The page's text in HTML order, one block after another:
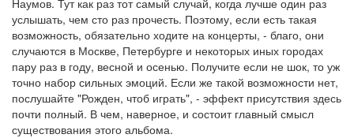
Наумов. Тут как раз тот самый случай, когда лучше один раз
услышать, чем сто раз прочесть. Поэтому, если есть такая
возможность, обязательно ходите на концерты, - благо, они
случаются в Москве, Петербурге и некоторых иных городах
пару раз в году, весной и осенью. Получите если не шок, то уж
точно набор сильных эмоций. Если же такой возможности нет,
послушайте "Рожден, чтоб играть", - эффект присутствия здесь
почти полный. В чем, наверное, и состоит главный смысл
существования этого альбома.